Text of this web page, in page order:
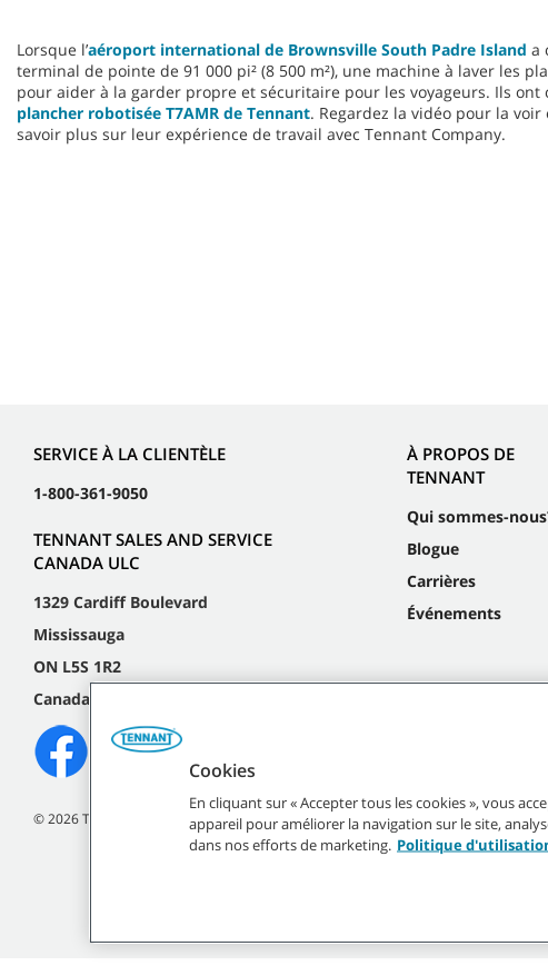
Lorsque l’aéroport international de Brownsville South Padre Island a
terminal de pointe de 91 000 pi² (8 500 m²), une machine à laver les
pour aider à la garder propre et sécuritaire pour les voyageurs. Ils ont
plancher robotisée T7AMR de Tennant. Regardez la vidéo pour la
savoir plus sur leur expérience de travail avec Tennant Company.
SERVICE À LA CLIENTÈLE
1-800-361-9050
TENNANT SALES AND SERVICE
CANADA ULC
1329 Cardiff Boulevard
Mississauga
ON L5S 1R2
Canada
À PROPOS DE
TENNANT
Qui sommes-
Blogue
Carrières
Événements
©2026Tennant Company. Tous droits réservés.
Toutes les marques et logos
Cookies
En cliquant sur « Accepter tous les cookies », vous
appareil pour améliorer la navigation sur le site,
dans nos efforts de marketing. Politique